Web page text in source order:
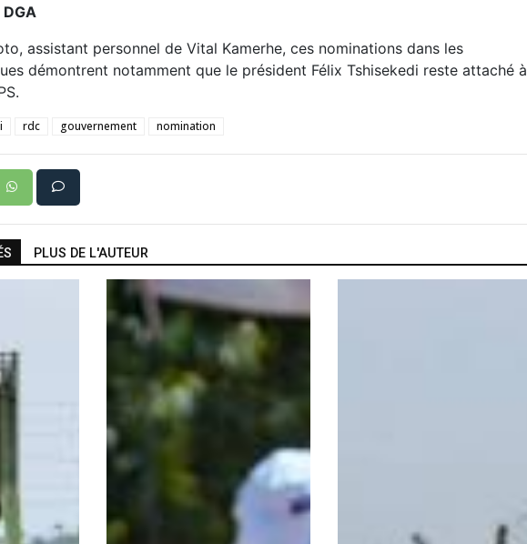
assistant personnel de Vital Kamerhe, ces nominations dans les
démontrent notamment que le président Félix Tshisekedi reste attaché à
rdc gouvernement nomination
PLUS DE L'AUTEUR